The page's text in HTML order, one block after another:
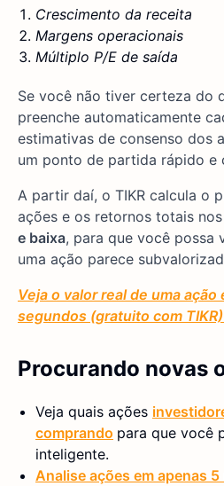
Crescimento da receita
Margens operacionais
Múltiplo P/E de saída
Se você não tiver certeza do
preenche automaticamente
estimativas de consenso dos
um ponto de partida rápido e
A partir daí, o TIKR calcula o
ações e os retornos totais nos
e baixa, para que você possa
uma ação parece
Veja o valor real de uma
segundos (gratuito com
Procurando novas
Veja quais ações
comprando para que você
inteligente.
Analise ações em apenas